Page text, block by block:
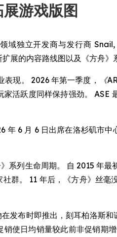
游戏版图
域独立开发商与发行商
展的内容路线图以及《方舟》
现。 2026 年第一季度， 《
活跃度同样保持强劲。 ASE
6 月 6 日出席在洛杉矶市
系列生命周期。 自 2015 年
群。 11 年后，《方舟》丝毫
发布时即推出，刻耳柏洛斯
销使日均销量较此前非促销期